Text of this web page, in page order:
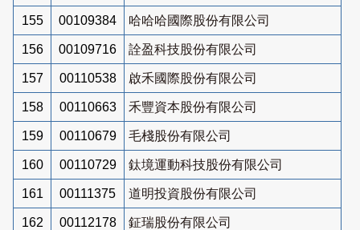
155 00109384 哈哈哈國際股份有限公司
156 00109716 詮盈科技股份有限公司
157 00110538 啟禾國際股份有限公司
158 00110663 禾豐資本股份有限公司
159 00110679 毛棧股份有限公司
160 00110729 鈦境運動科技股份有限公司
161 00111375 道明投資股份有限公司
162 00112178 鉦瑞股份有限公司